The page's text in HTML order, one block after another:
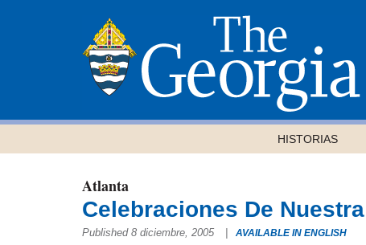
HISTORIAS
Atlanta
Celebraciones De
Published 8 diciembre, 2005 AVAILABLE IN ENGLISH